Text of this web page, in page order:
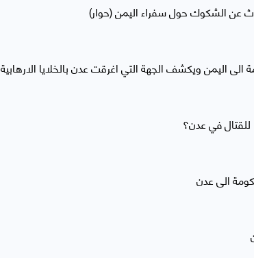
عن الشكوك حول سفراء اليمن (حوار)
اليمن ويكشف الجهة التي اغرقت عدن بالخلايا الارهابية
للقتال في عدن؟
الى عدن